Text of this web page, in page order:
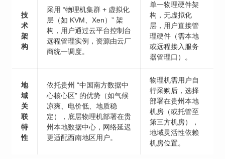
技
术
架
构
采用 “物理机集群 + 虚拟化
层（如 KVM、Xen）” 架
构，用户通过云平台控制台
远程管理实例，资源由云厂
商统一调度。
单一物理硬件架
构，无虚拟化
层，用户直接管
理硬件（需本地
或远程接入服务
器管理口）。
地
域
关
联
特
性
依托贵州 “中国南方数据中
心核心区” 的优势（如气候
凉爽、电价低、地质稳
定），底层物理机部署在贵
州本地数据中心，网络延迟
更适配西南地区用户。
物理机需用户自
行采购后，选择
部署在贵州本地
机房（或托管至
第三方机房），
地域灵活性依赖
机房位置。